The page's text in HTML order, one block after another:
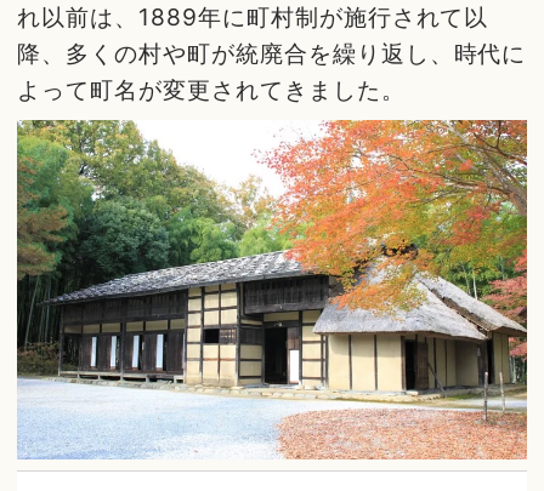
れ以前は、1889年に町村制が施行されて以
降、多くの村や町が統廃合を繰り返し、時代に
よって町名が変更されてきました。